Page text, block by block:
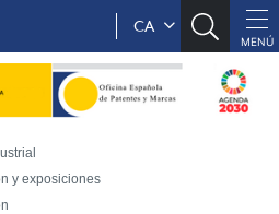
CA
y exposiciones